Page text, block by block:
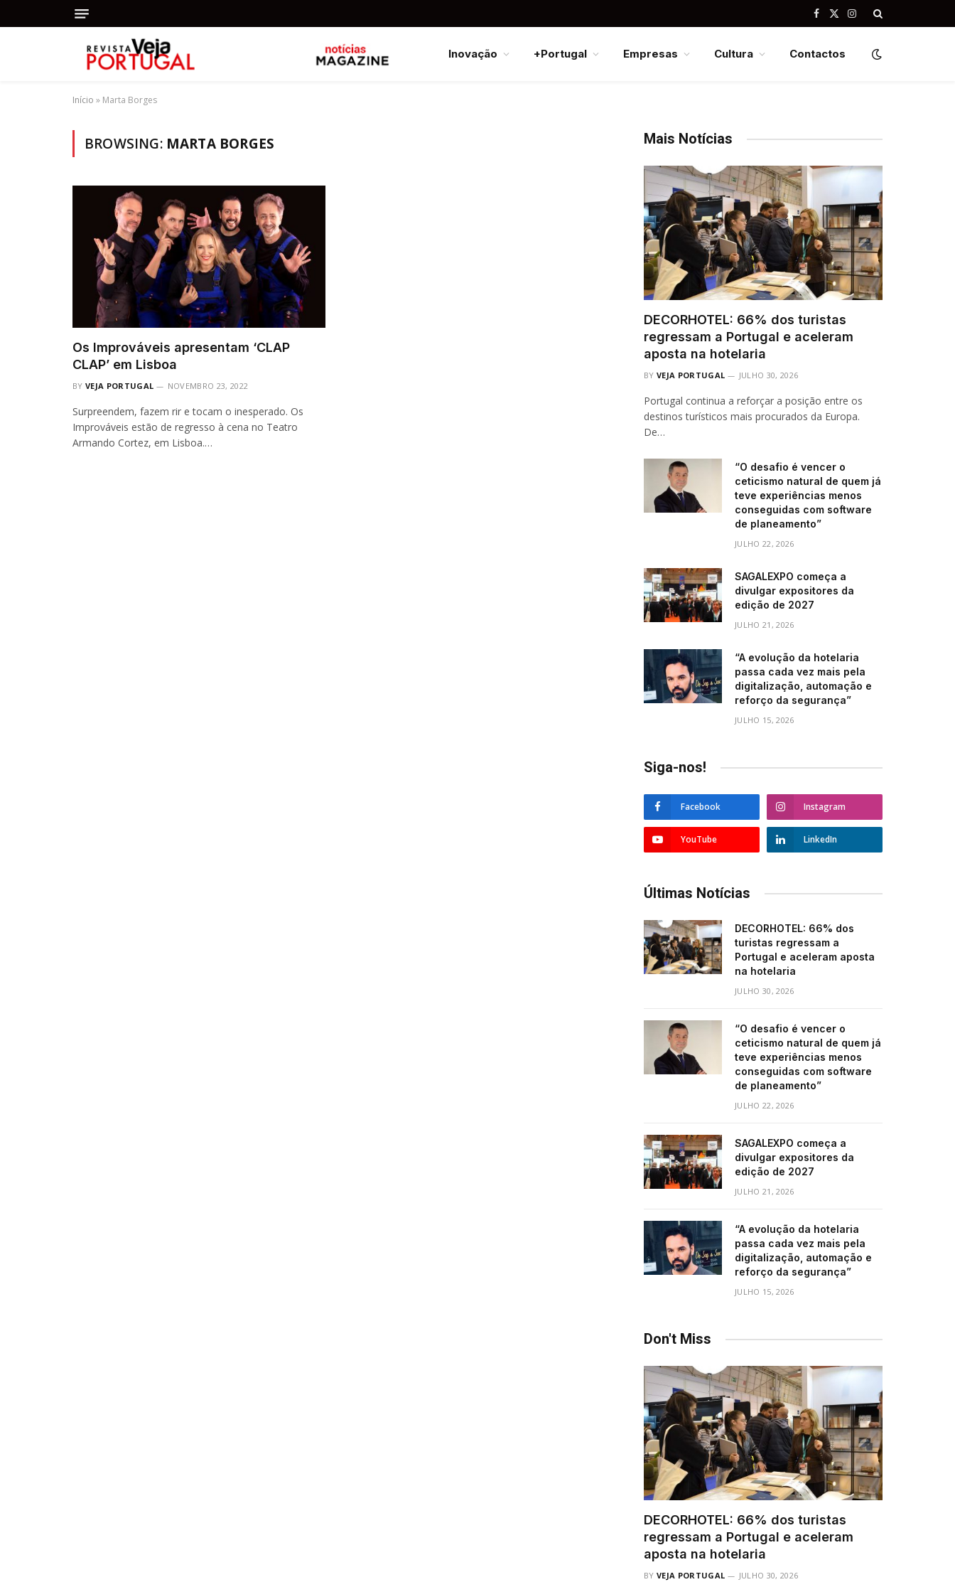
Facebook
X
Instagram
Inovação +Portugal Empresas Cultura Contactos
Início » Marta Borges
BROWSING: MARTA BORGES
Os Improváveis apresentam ‘CLAP
CLAP’ em Lisboa
BY VEJA PORTUGAL NOVEMBRO 23, 2022
Surpreendem, fazem rir e tocam o inesperado. Os
Improváveis estão de regresso à cena no Teatro
Armando Cortez, em Lisboa.…
Mais Notícias
DECORHOTEL: 66% dos turistas
regressam a Portugal e aceleram
aposta na hotelaria
BY VEJA PORTUGAL JULHO 30, 2026
Portugal continua a reforçar a posição entre os
destinos turísticos mais procurados da Europa.
De…
“O desafio é vencer o
ceticismo natural de quem já
teve experiências menos
conseguidas com software
de planeamento”
JULHO 22, 2026
SAGALEXPO começa a
divulgar expositores da
edição de 2027
JULHO 21, 2026
“A evolução da hotelaria
passa cada vez mais pela
digitalização, automação e
reforço da segurança”
JULHO 15, 2026
Siga-nos!
Facebook Instagram
YouTube LinkedIn
Últimas Notícias
DECORHOTEL: 66% dos
turistas regressam a
Portugal e aceleram aposta
na hotelaria
JULHO 30, 2026
“O desafio é vencer o
ceticismo natural de quem já
teve experiências menos
conseguidas com software
de planeamento”
JULHO 22, 2026
SAGALEXPO começa a
divulgar expositores da
edição de 2027
JULHO 21, 2026
“A evolução da hotelaria
passa cada vez mais pela
digitalização, automação e
reforço da segurança”
JULHO 15, 2026
Don't Miss
DECORHOTEL: 66% dos turistas
regressam a Portugal e aceleram
aposta na hotelaria
BY VEJA PORTUGAL JULHO 30, 2026